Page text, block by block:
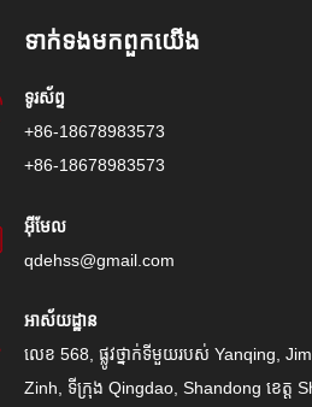
ទាក់ទង​មក​ពួក​យើង
ទូរស័ព្ទ
+86-18678983573
+86-18678983573
អ៊ីមែល
qdehss@gmail.com
អាស័យដ្ឋាន
លេខ 568, ផ្លូវថ្នាក់ទីមួយរបស់ Yanqing,
Zinh, ទីក្រុង Qingdao, Shandong ខេត្ត